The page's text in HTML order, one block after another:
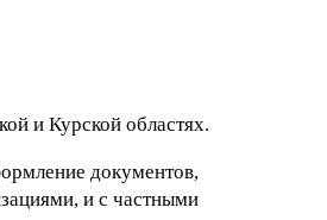
и Курской областях.
документов,
и с частными